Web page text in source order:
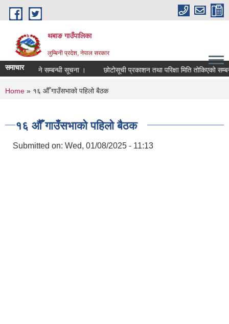
Skip to main content
थबाङ गाउँपालिका
लुम्बिनी प्रदेश, नेपाल सरकार
समाचार
सूचिकृत हुने सम्बन्धी सूचना । छोटोसूची प्रकाशन तथा परिक्षा मिति तोकिएको
You are here
Home » १६ औँ गाउँसभाको पहिलो बैठक
१६ औँ गाउँसभाको पहिलो बैठक
Submitted on: Wed, 01/08/2025 - 11:13